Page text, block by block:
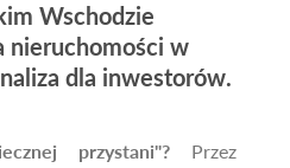
Wschodzie
nieruchomości w
dla inwestorów.
przystani"? Przez